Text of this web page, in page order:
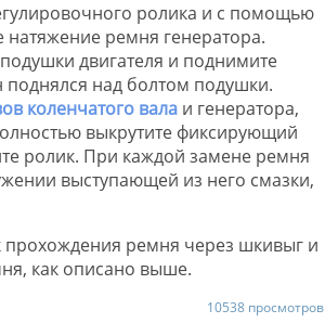
ролика и с помощью
ремня генератора.
двигателя и поднимите
над болтом подушки.
коленчатого валаи генератора,
выкрутите фиксирующий
ролик. При каждой замене ремня
выступающей из него смазки,
прохождения ремня через шкивыг и
как описано выше.
10538 просмотров